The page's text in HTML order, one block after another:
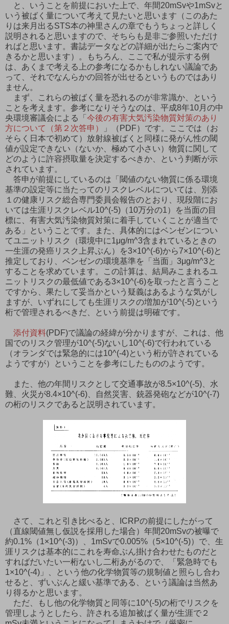
と、いうことを前提においた上で、年間20mSvや1mSvと
いう被ばく量について考えて見たいと思います（このあた
りは来月出るSTS本の神里さんの章でもうちょっと詳しく
説明されると思いますので、そちらも是非ご参照いただけ
ればと思います。書誌データなどの詳細が出たらご案内で
きるかと思います）。もちろん、ここで私が提示する例
は、あくまで考える上の参考になるかもしれない議論であ
って、それでなんらかの回答が出せるというものではあり
ません。
まず、これらの被ばく量を恐れるのが非常識か、という
ことを考えます。参考になりそうなのは、平成8年10月の中
央環境審議会による「 今後の有害大気汚染物質対策のあり
方について（第２次答申）
」（PDF）です。ここでは（お
そらく日本で初めて）放射線被ばくと同様に発がん性の閾
値が設定できない（ないか、極めて小さい）物質に関して
どのように許容摂取量を決定するべきか、という判断が示
されています。
答申が前提にしているのは「閾値のない物質に係る環境
基準の設定等に当たってのリスクレベルについては、別添
１の健康リスク総合専門委員会報告のとおり、現段階にお
いては生涯リスクレベル10^(-5)（10万分の1）を当面の目
標に、有害大気汚染物質対策に着手していくことが適当で
ある」ということです。また、具体的にはベンゼンについ
てユニットリスク（環境中に1μg/m^3含まれているときの
一生涯の発癌リスク上昇ぶん）を3×10^(-6)から7×10^(-6)と
推定しており、ベンゼンの環境基準を「当面」3μg/m^3と
することを求めています。この計算は、結局みこまれるユ
ニットリスクの最低値である3×10^(-6)を取ったと言うこと
ですから、果たして妥当かという疑義はあるような気がし
ますが、いずれにしても生涯リスクの増加が10^(-5)という
桁で管理されるべきだ、という前提は明確です。
添付資料(PDF)で議論の経緯が分かりますが、これは、他
国でのリスク管理が10^(-5)ないし10^(-6)で行われている
（オランダでは緊急的には10^(-4)という桁が許されている
ようですが）ということを参考にしたもののようです。
また、他の年間リスクとして交通事故が8.5×10^(-5)、水
難、火災が8.4×10^(-6)、自然災害、銃器発砲などが10^(-7)
の桁のリスクであると説明されています。
さて、これと引き比べると、ICRPの前提にしたがって
（直線閾値無し仮説を採用した場合）年間20mSvの被曝で
約0.1%（1×10^(-3)）、1mSvで0.005%（5×10^(-5)）で、生
涯リスクは基本的にこれを寿命ぶん掛け合わせたものだと
すればだいたい一桁ないし二桁あがるので、「緊急時でも
1×10^(-4)」、という他の化学物質等の規制値と照らし合わ
せると、ずいぶんと緩い基準である、という議論は当然あ
り得るかと思います。
ただ、もし他の化学物質と同等に10^(-5)の桁でリスクを
管理しようとしたら、許される追加被ばく量が生涯で２